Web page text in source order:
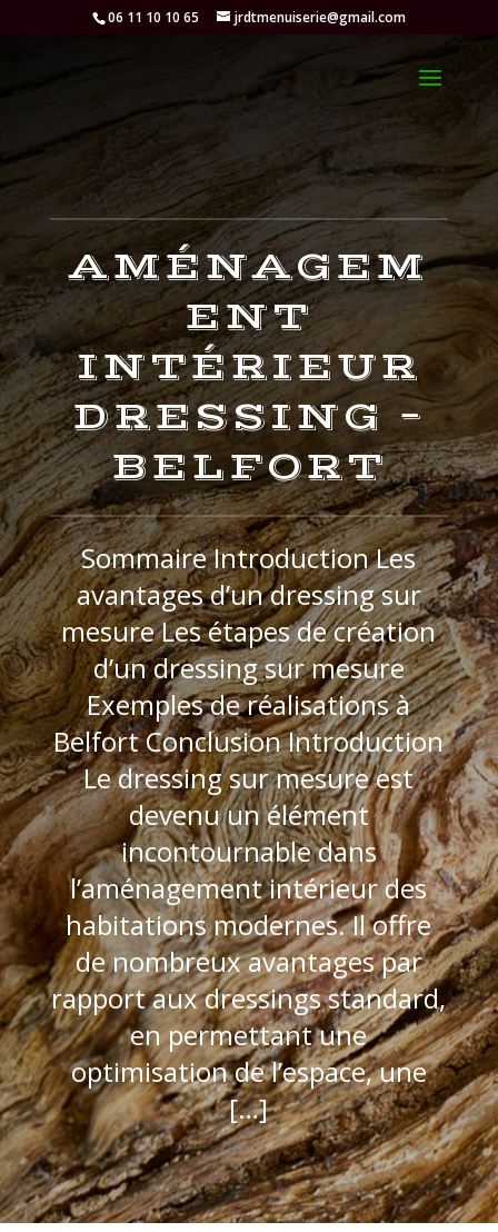
06 11 10 10 65 jrdtmenuiserie@gmail.com
AMÉNAGEM
ENT
INTÉRIEUR
DRESSING –
BELFORT
Sommaire Introduction Les
avantages d’un dressing sur
mesure Les étapes de création
d’un dressing sur mesure
Exemples de réalisations à
Belfort Conclusion Introduction
Le dressing sur mesure est
devenu un élément
incontournable dans
l’aménagement intérieur des
habitations modernes. Il offre
de nombreux avantages par
rapport aux dressings standard,
en permettant une
optimisation de l’espace, une
[…]